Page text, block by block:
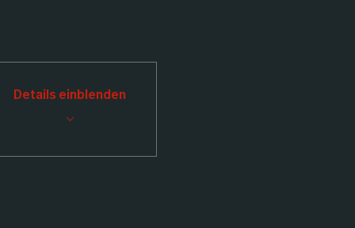
Details einblenden